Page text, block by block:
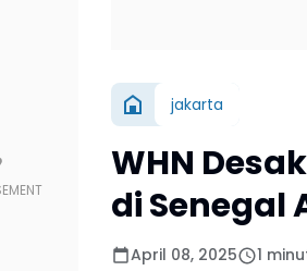
jakarta
WHN
di Senegal
April 08, 2025 1